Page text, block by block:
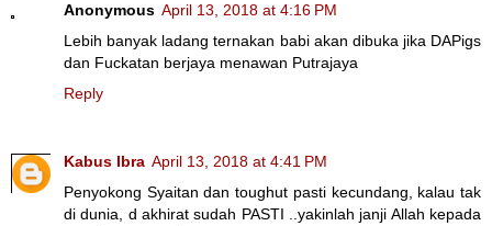
Anonymous April 13, 2018 at 4:16 PM
Lebih banyak ladang ternakan babi akan dibuka jika DAPigs
dan Fuckatan berjaya menawan Putrajaya
Reply
Kabus Ibra April 13, 2018 at 4:41 PM
Penyokong Syaitan dan toughut pasti kecundang, kalau tak
di dunia, d akhirat sudah PASTI ..yakinlah janji Allah kepada